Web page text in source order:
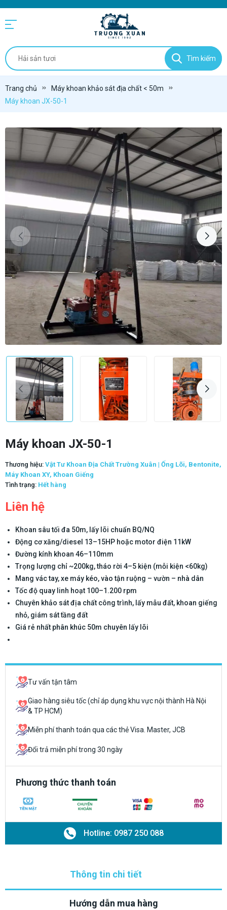
Tìm kiếm
Trang chủ
Máy khoan khảo sát địa chất < 50m
Máy khoan JX-50-1
Máy khoan JX-50-1
Thương hiệu: Vật Tư Khoan Địa Chất Trường Xuân | Ống Lõi, Bentonite,
Máy Khoan XY, Khoan Giếng
Tình trạng: Hết hàng
Liên hệ
Khoan sâu tối đa 50m, lấy lõi chuẩn BQ/NQ
Động cơ xăng/diesel 13–15HP hoặc motor điện 11kW
Đường kính khoan 46–110mm
Trọng lượng chỉ ~200kg, tháo rời 4–5 kiện (mỗi kiện <60kg)
Mang vác tay, xe máy kéo, vào tận ruộng – vườn – nhà dân
Tốc độ quay linh hoạt 100–1.200 rpm
Chuyên khảo sát địa chất công trình, lấy mẫu đất, khoan giếng
nhỏ, giám sát tầng đất
Giá rẻ nhất phân khúc 50m chuyên lấy lõi
Tư vấn tận tâm
Giao hàng siêu tốc (chỉ áp dụng khu vực nội thành Hà Nội
& TP HCM)
Miễn phí thanh toán qua các thẻ Visa. Master, JCB
Đổi trả miễn phí trong 30 ngày
Phương thức thanh toán
Hotline: 0987 250 088
Thông tin chi tiết
Hướng dẫn mua hàng